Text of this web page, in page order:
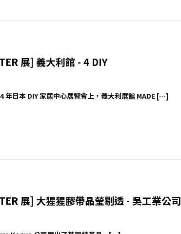
展] 義大利館 - 4 DIY
年日本 DIY 家居中心展覽會上，義大利展館 MADE […]
展] 大猩猩膠帶晶瑩剔透 - 吳工業公司